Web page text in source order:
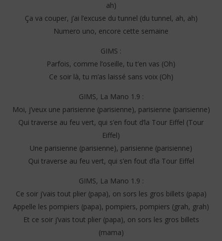
ah)
Ça va couper, j’ai l’excuse du tunnel (du tunnel, ah, ah)
Numero uno, encore cette semaine
GIMS :
Parfois, comme l’oseille, tu t’en vas (Oh)
Ce soir là, tu m’as laissé sans voix (Oh)
GIMS, La Mano 1.9 :
Moi, j’veux une parisienne (parisienne), parisienne (parisienne)
Qui traverse au feu vert, qui s’en fout d’la Tour Eiffel (Tour
Eiffel)
Une parisienne (parisienne), parisienne (parisienne)
Qui traverse au feu vert, qui s’en fout d’la Tour Eiffel
GIMS, La Mano 1.9 :
Ce soir j’vais tout plier (papa), on sors les gros billets (papa)
Appelle les pompiers (papa), pompiers, pompiers (grah, grah)
Et ce soir j’vais tout plier (papa), on sors les gros billets
(mama)